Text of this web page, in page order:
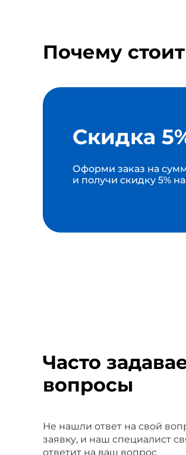
Почему
Скидка
Оформи заказ на
и получи скидку 5%
Часто
вопросы
Не нашли ответ на свой
заявку, и наш специалист
ответит на ваш вопрос